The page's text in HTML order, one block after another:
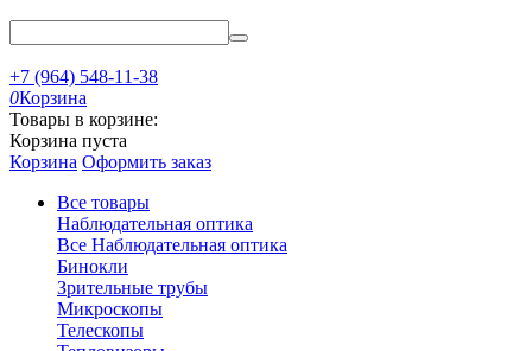
+7 (964) 548-11-38
0Корзина
Товары в корзине:
Корзина пуста
Корзина Оформить заказ
Все товары
Наблюдательная оптика
Все Наблюдательная оптика
Бинокли
Зрительные трубы
Микроскопы
Телескопы